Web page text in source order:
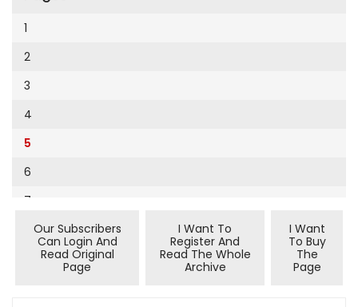
Cumhuriyet Sağlıklı Beslenme
Cumhuriyet Sokak
Cumhuriyet Spor
Cumhuriyet Strateji
Cumhuriyet Tarım
Cumhuriyet Yılbaşı
Çerçeve Eki
Dergi Eki
Ekonomi Eki
1
2
3
4
5
6
7
Our Subscribers
Can Login And
Read Original
Page
I Want To
Register And
Read The Whole
Archive
I Want
To Buy
The
Page